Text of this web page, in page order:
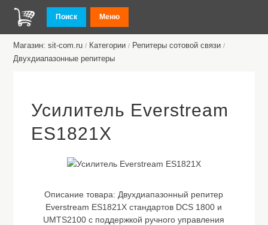
Поиск Меню
Магазин: sit-com.ru / Категории / Репитеры сотовой связи /
Двухдиапазонные репитеры
Усилитель Everstream
ES1821X
Описание товара: Двухдиапазонный репитер
Everstream ES1821X стандартов DCS 1800 и
UMTS2100 с поддержкой ручного управления